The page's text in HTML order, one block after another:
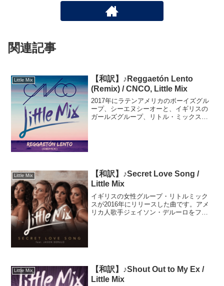
関連記事
Little Mix
【和訳】♪Reggaetón Lento
(Remix) / CNCO, Little Mix
2017年にラテンアメリカのボーイズグル
ープ、シーエヌシーオーと、イギリスの
ガールズグループ、リトル・ミックスが
Little Mix
【和訳】♪Secret Love Song /
Little Mix
イギリスの女性グループ・リトルミック
スが2016年にリリースした曲です。アメ
リカ人歌手ジェイソン・デルーロをフュ
Little Mix
【和訳】♪Shout Out to My Ex /
Little Mix